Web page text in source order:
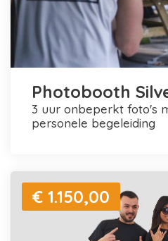
Photobooth
3 uur onbeperkt foto's maken en printen +
personele begeleiding
€ 1.150,00